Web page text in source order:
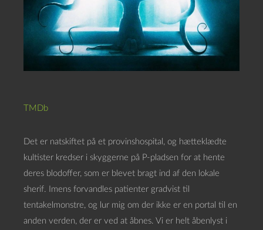
TMDb
Det er natskiftet på et provinshospital, og hætteklædte
kultister kredser i skyggerne på P-pladsen for at hente
deres blodoffer, som er blevet bragt ind af den lokale
sherif. Imens forvandles patienter gradvist til
tentakelmonstre, og lur mig om der ikke er en portal til en
anden verden, der er ved at åbnes. Vi er helt åbenlyst i